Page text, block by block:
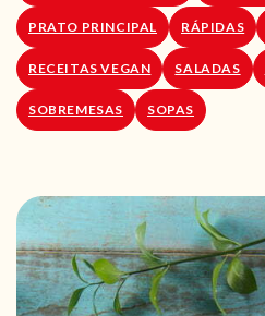
PRATO PRINCIPAL RÁPIDAS
RECEITAS VEGAN SALADAS
SOBREMESAS SOPAS